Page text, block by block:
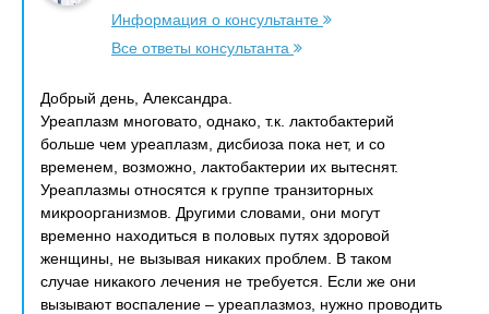
Информация о консультанте
Все ответы консультанта
Добрый день, Александра.
Уреаплазм многовато, однако, т.к. лактобактерий
больше чем уреаплазм, дисбиоза пока нет, и со
временем, возможно, лактобактерии их вытеснят.
Уреаплазмы относятся к группе транзиторных
микроорганизмов. Другими словами, они могут
временно находиться в половых путях здоровой
женщины, не вызывая никаких проблем. В таком
случае никакого лечения не требуется. Если же они
вызывают воспаление – уреаплазмоз, нужно проводить